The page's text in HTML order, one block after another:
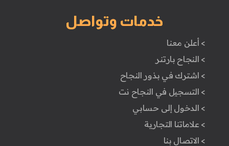
خدمات وتواصل
> أعلن معنا
> النجاح بارتنر
> اشترك في بذور النجاح
> التسجيل في النجاح نت
> الدخول إلى حسابي
> علاماتنا التجارية
> الاتصال بنا